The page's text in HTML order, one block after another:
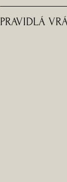
Výrobok nie je
týždňov.
PRAVIDLÁ